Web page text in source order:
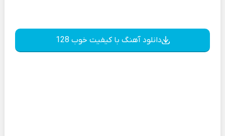
دانلود آهنگ با کیفیت خوب 128